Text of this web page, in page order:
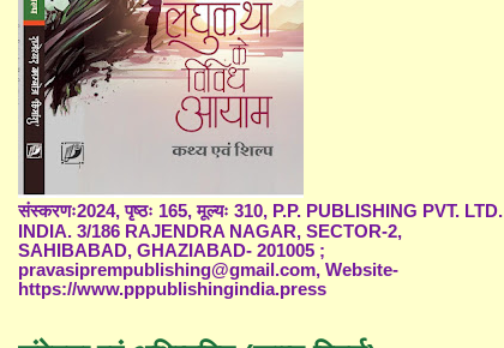
संस्करणः2024, पृष्ठः 165, मूल्यः 310, P.P. PUBLISHING PVT. LTD.
INDIA. 3/186 RAJENDRA NAGAR, SECTOR-2,
SAHIBABAD, GHAZIABAD- 201005 ;
pravasiprempublishing@gmail.com, Website-
https://www.pppublishingindia.press